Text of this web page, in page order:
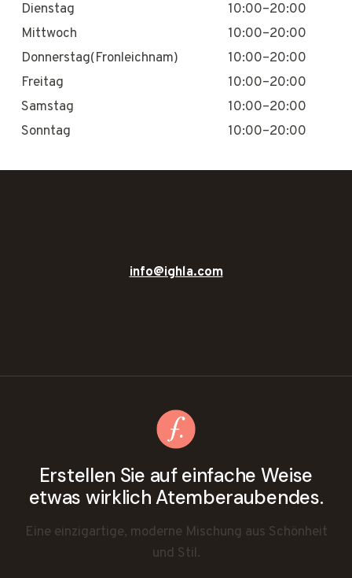
Dienstag
10:00–20:00
Mittwoch
10:00–20:00
Donnerstag(Fronleichnam)
10:00–20:00
Freitag
10:00–20:00
Samstag
10:00–20:00
Sonntag
10:00–20:00
info@ighla.com
Erstellen Sie auf einfache Weise
etwas wirklich Atemberaubendes.
Eine einzigartige, moderne Mischung aus Schönheit
und Stil.